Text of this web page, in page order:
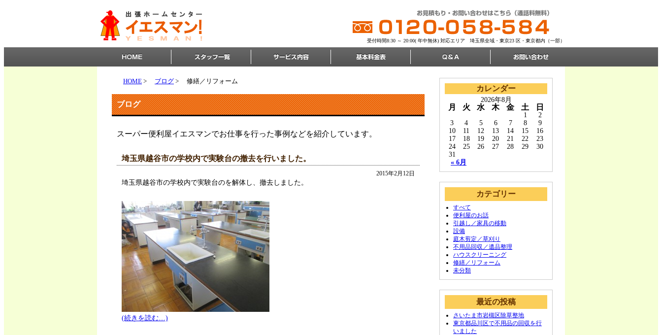
受付時間8:30 ～ 20:00( 年中無休) 対応エリア 埼玉県全域・東京23 区・東京都内（一部）
HOME > ブログ > 修繕／リフォーム
ブログ
スーパー便利屋イエスマンでお仕事を行った事例などを紹介しています。
埼玉県越谷市の学校内で実験台の撤去を行いました。
2015年2月12日
埼玉県越谷市の学校内で実験台のを解体し、撤去しました。
(続きを読む…)
カレンダー
2026年8月
月 火 水 木 金 土 日
« 6月
1
2
3
4 5 6 7 8
9
10
11 12 13 14 15
16
17
18 19 20 21 22
23
24
25 26 27 28 29
30
31
カテゴリー
すべて
便利屋のお話
引越し／家具の移動
設備
庭木剪定／草刈り
不用品回収／遺品整理
ハウスクリーニング
修繕／リフォーム
未分類
最近の投稿
さいたま市岩槻区除草整地
東京都品川区で不用品の回収を行
いました